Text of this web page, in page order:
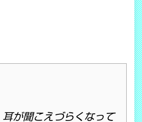
が聞こえづらくなって